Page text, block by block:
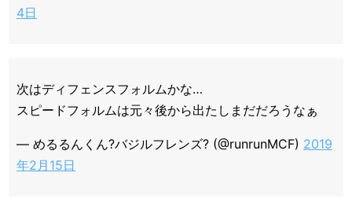
4日
次はディフェンスフォルムかな…
スピードフォルムは元々後から出たしまだだろうなぁ
— めるるんくん?バジルフレンズ? (@runrunMCF) 2019
年2月15日